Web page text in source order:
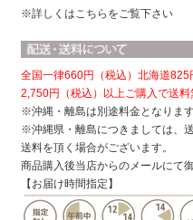
※詳しくはこちらをご覧下さい
全国一律660円（税込） 北海道825
2,750円（税込）以上ご購入で送料
※沖縄・離島は別途料金となります
※沖縄県・離島につきましては、
送料を頂く場合がございます。
商品購入後当店からのメールにて
【お届け時間指定】